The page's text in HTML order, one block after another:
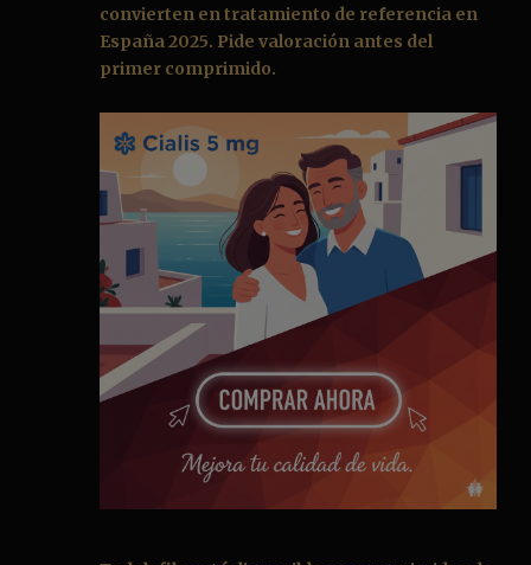
convierten en tratamiento de referencia en
España 2025. Pide valoración antes del
primer comprimido.